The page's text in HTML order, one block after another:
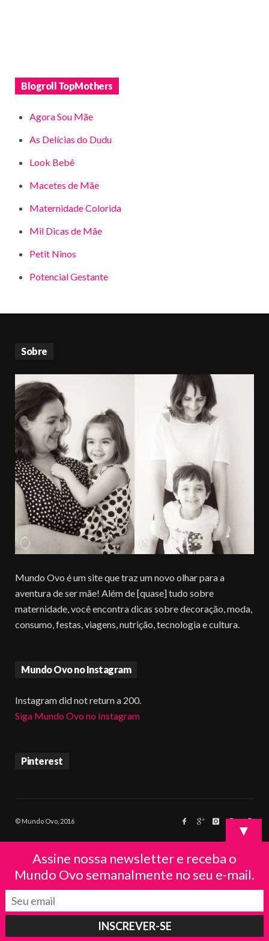
Blogroll TopMothers
Agora Sou Mãe
As Delícias do Dudu
Look Bebê
Macetes de Mãe
Maternidade Colorida
Mil Dicas de Mãe
Petit Ninos
Potencial Gestante
Sobre
Mundo Ovo é um site que traz um novo olhar para a
aventura de ser mãe! Além de [quase] tudo sobre
maternidade, você encontra dicas sobre decoração, moda,
consumo, festas, viagens, nutrição, tecnologia e cultura.
Mundo Ovo no Instagram
Instagram did not return a 200.
Siga Mundo Ovo no Instagram
Pinterest
© Mundo Ovo, 2016
▼
Assine nossa newsletter e receba o
Mundo Ovo semanalmente no seu e-mail.